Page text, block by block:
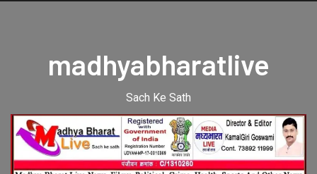
madhyabharatlive
Sach Ke Sath